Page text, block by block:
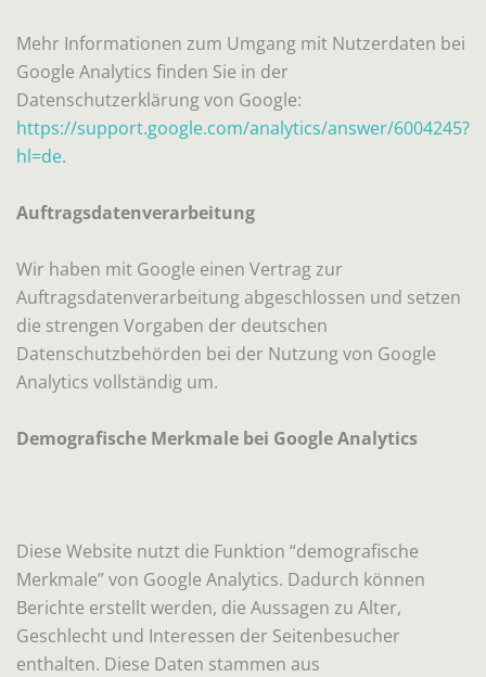
Mehr Informationen zum Umgang mit Nutzerdaten bei
Google Analytics finden Sie in der
Datenschutzerklärung von Google:
https://support.google.com/analytics/answer/6004245?
hl=de.
Auftragsdatenverarbeitung
Wir haben mit Google einen Vertrag zur
Auftragsdatenverarbeitung abgeschlossen und setzen
die strengen Vorgaben der deutschen
Datenschutzbehörden bei der Nutzung von Google
Analytics vollständig um.
Demografische Merkmale bei Google Analytics
Diese Website nutzt die Funktion “demografische
Merkmale” von Google Analytics. Dadurch können
Berichte erstellt werden, die Aussagen zu Alter,
Geschlecht und Interessen der Seitenbesucher
enthalten. Diese Daten stammen aus